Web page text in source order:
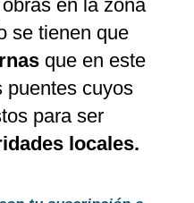
en la zona
se tienen que
que en este
puentes cuyos
para ser
locales.